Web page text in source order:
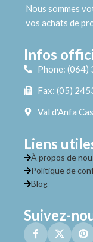
Nous sommes
vos achats de
Infos
Phone:
Fax: (05)
Val d'Anfa
Liens
À propos de
Politique de
Blog
Suivez-